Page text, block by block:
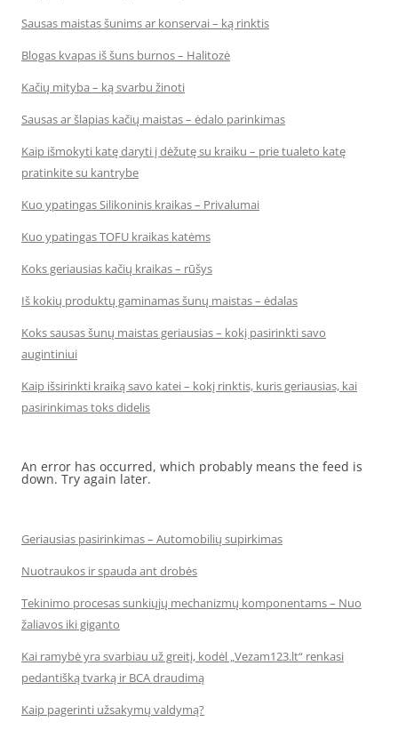
Sausas maistas šunims ar konservai – ką rinktis
Blogas kvapas iš šuns burnos – Halitozė
Kačių mityba – ką svarbu žinoti
Sausas ar šlapias kačių maistas – ėdalo parinkimas
Kaip išmokyti katę daryti į dėžutę su kraiku – prie tualeto katę
pratinkite su kantrybe
Kuo ypatingas Silikoninis kraikas – Privalumai
Kuo ypatingas TOFU kraikas katėms
Koks geriausias kačių kraikas – rūšys
Iš kokių produktų gaminamas šunų maistas – ėdalas
Koks sausas šunų maistas geriausias – kokį pasirinkti savo
augintiniui
Kaip išsirinkti kraiką savo katei – kokį rinktis, kuris geriausias, kai
pasirinkimas toks didelis
An error has occurred, which probably means the feed is
down. Try again later.
Geriausias pasirinkimas – Automobilių supirkimas
Nuotraukos ir spauda ant drobės
Tekinimo procesas sunkiųjų mechanizmų komponentams – Nuo
žaliavos iki giganto
Kai ramybė yra svarbiau už greitį, kodėl „Vezam123.lt“ renkasi
pedantišką tvarką ir BCA draudimą
Kaip pagerinti užsakymų valdymą?